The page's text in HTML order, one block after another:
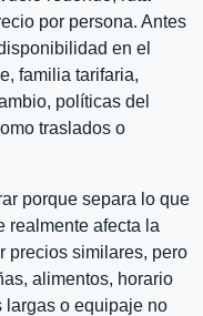
por persona. Antes
en el
familia tarifaria,
políticas del
traslados o
porque separa lo que
realmente afecta la
precios similares, pero
alimentos, horario
largas o equipaje no